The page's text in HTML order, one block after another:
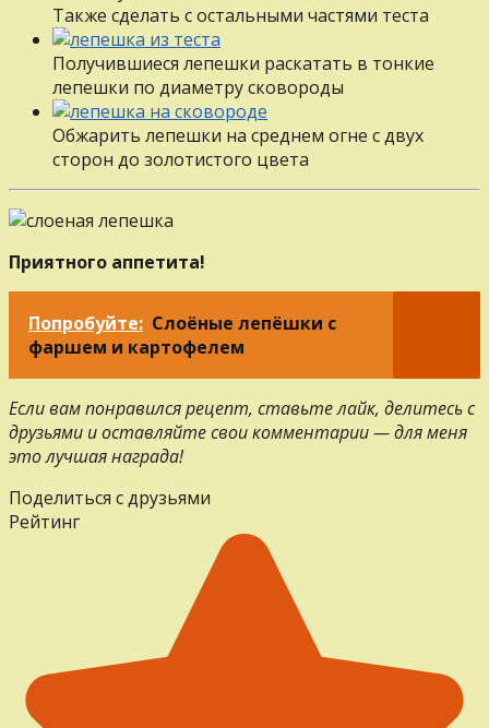
Также сделать с остальными частями теста
Получившиеся лепешки раскатать в тонкие
лепешки по диаметру сковороды
Обжарить лепешки на среднем огне с двух
сторон до золотистого цвета
Приятного аппетита!
Попробуйте: Слоёные лепёшки с
фаршем и картофелем
Если вам понравился рецепт, ставьте лайк, делитесь с
друзьями и оставляйте свои комментарии — для меня
это лучшая награда!
Поделиться с друзьями
Рейтинг